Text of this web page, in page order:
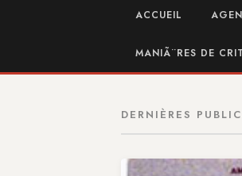
ACCUEIL
MANIÃ¨RES DE
DERNIÈRES